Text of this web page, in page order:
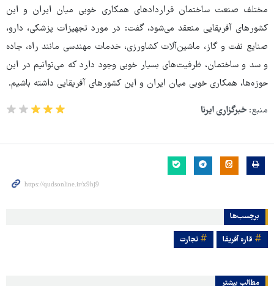
مختلف صنعت ساختمان قراردادهای همکاری خوبی میان ایران و این
کشورهای آفریقایی منعقد می‌شود، گفت: در مورد تجهیزات پزشکی، دارو،
صنایع نفت و گاز، ماشین‌آلات کشاورزی، خدمات مهندسی مانند راه‌، جاده
و سد و ساختمان، ظرفیت‌های بسیار خوبی وجود دارد که می‌توانیم در این
حوزه‌ها، همکاری خوبی میان ایران و این کشورهای آفریقایی داشته باشیم.
منبع: خبرگزاری ایرنا
برچسب‌ها
قاره آفریقا تجارت
مطالب بیشتر